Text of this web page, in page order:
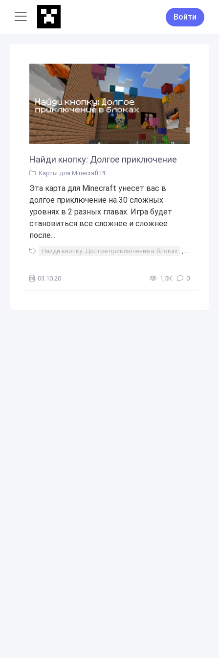
Войти
Найди кнопку: Долгое приключение
Карты для Minecraft PE
Эта карта для Minecraft унесет вас в
долгое приключение на 30 сложных
уровнях в 2 разных главах. Игра будет
становиться все сложнее и сложнее
после...
Найди кнопку: Долгое приключение в блоках , найди
03.10.20 1,5К 0